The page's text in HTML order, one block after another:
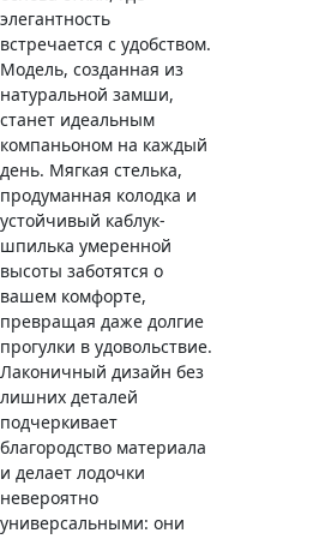
элегантность
встречается с удобством.
Модель, созданная из
натуральной замши,
станет идеальным
компаньоном на каждый
день. Мягкая стелька,
продуманная колодка и
устойчивый каблук-
шпилька умеренной
высоты заботятся о
вашем комфорте,
превращая даже долгие
прогулки в удовольствие.
Лаконичный дизайн без
лишних деталей
подчеркивает
благородство материала
и делает лодочки
невероятно
универсальными: они